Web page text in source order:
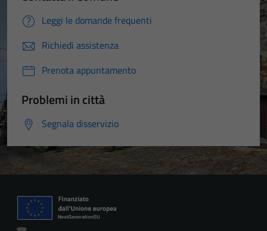
Leggi le domande frequenti
Richiedi assistenza
Prenota appuntamento
Problemi in città
Segnala disservizio